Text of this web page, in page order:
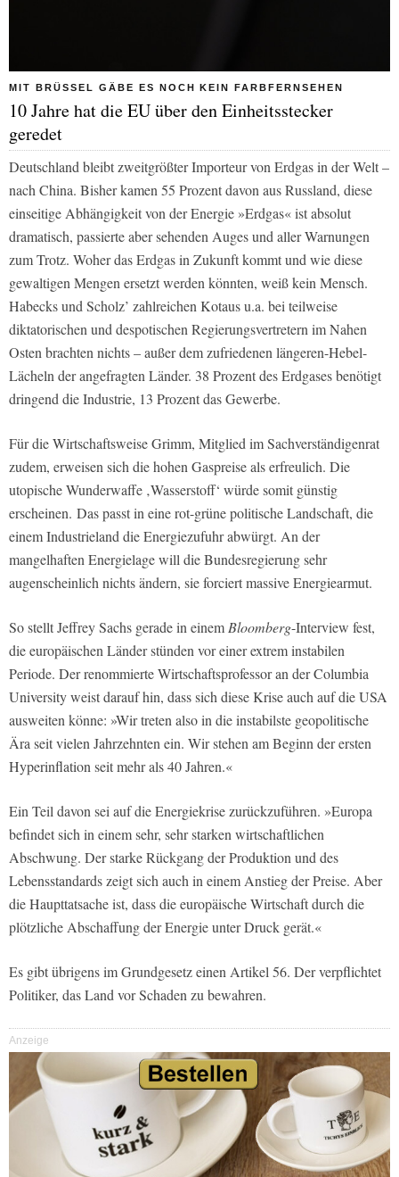
MIT BRÜSSEL GÄBE ES NOCH KEIN FARBFERNSEHEN
10 Jahre hat die EU über den Einheitsstecker
geredet
Deutschland bleibt zweitgrößter Importeur von Erdgas in der Welt –
nach China. Bisher kamen 55 Prozent davon aus Russland, diese
einseitige Abhängigkeit von der Energie »Erdgas« ist absolut
dramatisch, passierte aber sehenden Auges und aller Warnungen
zum Trotz. Woher das Erdgas in Zukunft kommt und wie diese
gewaltigen Mengen ersetzt werden könnten, weiß kein Mensch.
Habecks und Scholz’ zahlreichen Kotaus u.a. bei teilweise
diktatorischen und despotischen Regierungsvertretern im Nahen
Osten brachten nichts – außer dem zufriedenen längeren-Hebel-
Lächeln der angefragten Länder. 38 Prozent des Erdgases benötigt
dringend die Industrie, 13 Prozent das Gewerbe.
Für die Wirtschaftsweise Grimm, Mitglied im Sachverständigenrat
zudem, erweisen sich die hohen Gaspreise als erfreulich. Die
utopische Wunderwaffe ‚Wasserstoff‘ würde somit günstig
erscheinen. Das passt in eine rot-grüne politische Landschaft, die
einem Industrieland die Energiezufuhr abwürgt. An der
mangelhaften Energielage will die Bundesregierung sehr
augenscheinlich nichts ändern, sie forciert massive Energiearmut.
So stellt Jeffrey Sachs gerade in einem Bloomberg-Interview fest,
die europäischen Länder stünden vor einer extrem instabilen
Periode. Der renommierte Wirtschaftsprofessor an der Columbia
University weist darauf hin, dass sich diese Krise auch auf die USA
ausweiten könne: »Wir treten also in die instabilste geopolitische
Ära seit vielen Jahrzehnten ein. Wir stehen am Beginn der ersten
Hyperinflation seit mehr als 40 Jahren.«
Ein Teil davon sei auf die Energiekrise zurückzuführen. »Europa
befindet sich in einem sehr, sehr starken wirtschaftlichen
Abschwung. Der starke Rückgang der Produktion und des
Lebensstandards zeigt sich auch in einem Anstieg der Preise. Aber
die Haupttatsache ist, dass die europäische Wirtschaft durch die
plötzliche Abschaffung der Energie unter Druck gerät.«
Es gibt übrigens im Grundgesetz einen Artikel 56. Der verpflichtet
Politiker, das Land vor Schaden zu bewahren.
Anzeige